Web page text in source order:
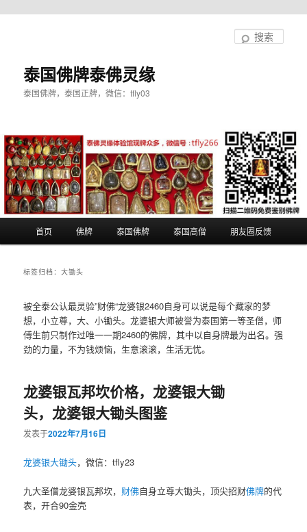
泰国佛牌泰佛灵缘
泰国佛牌，泰国正牌，微信：tfly03
首页 佛牌 泰国佛牌 泰国高僧 朋友圈反馈
标签归档：大锄头
被全泰公认最灵验”财佛“龙婆银2460自身可以说是每个藏家的梦
想，小立尊，大、小锄头。龙婆银大师被誉为泰国第一等圣僧，师
傅生前只制作过唯一一期2460的佛牌，其中以自身牌最为出名。强
劲的力量，不为钱烦恼，生意滚滚，生活无忧。
龙婆银瓦邦坎价格，龙婆银大锄
头，龙婆银大锄头图鉴
发表于2022年7月16日
龙婆银大锄头，微信：tfly23
九大圣僧龙婆银瓦邦坎， 财佛自身立尊大锄头，顶尖招财佛牌的代
表，开合90金壳